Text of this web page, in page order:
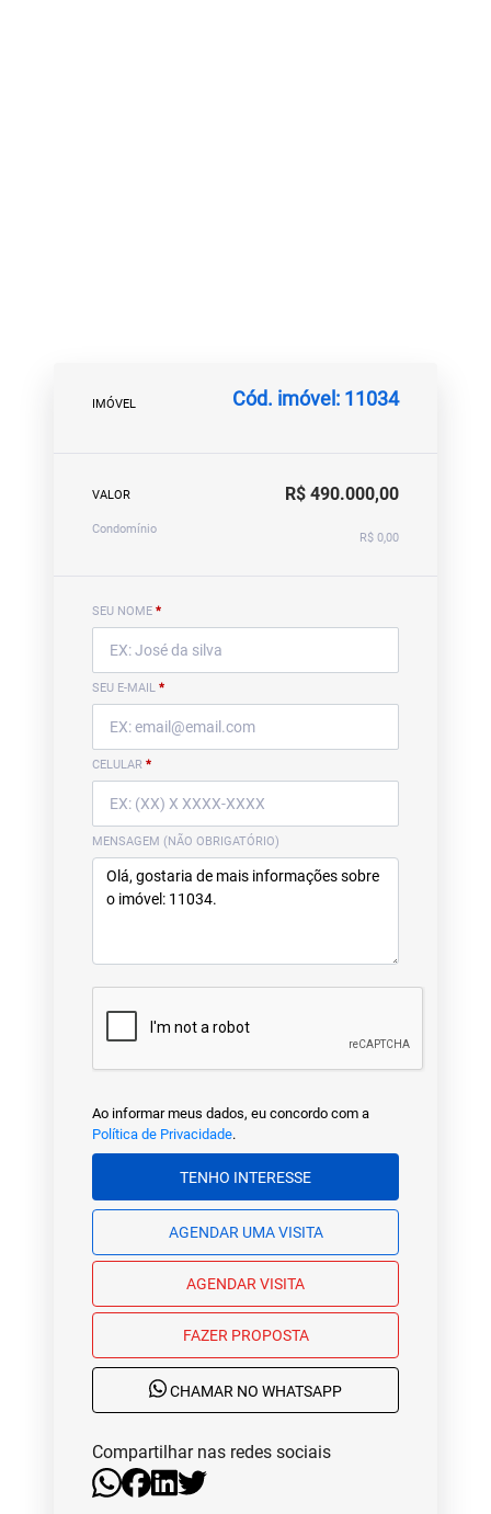
IMÓVEL Cód. imóvel: 11034
VALOR R$ 490.000,00
Condomínio
R$ 0,00
SEU NOME *
SEU E-MAIL *
CELULAR *
MENSAGEM (NÃO OBRIGATÓRIO)
Ao informar meus dados, eu concordo com a
Política de Privacidade.
TENHO INTERESSE
AGENDAR UMA VISITA
AGENDAR VISITA
FAZER PROPOSTA
CHAMAR NO WHATSAPP
Compartilhar nas redes sociais